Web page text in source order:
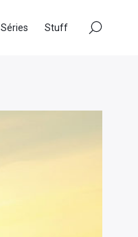
Séries Stuff